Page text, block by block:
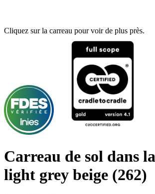
Cliquez sur la carreau pour voir de plus près.
Carreau de sol dans
light grey beige (262)